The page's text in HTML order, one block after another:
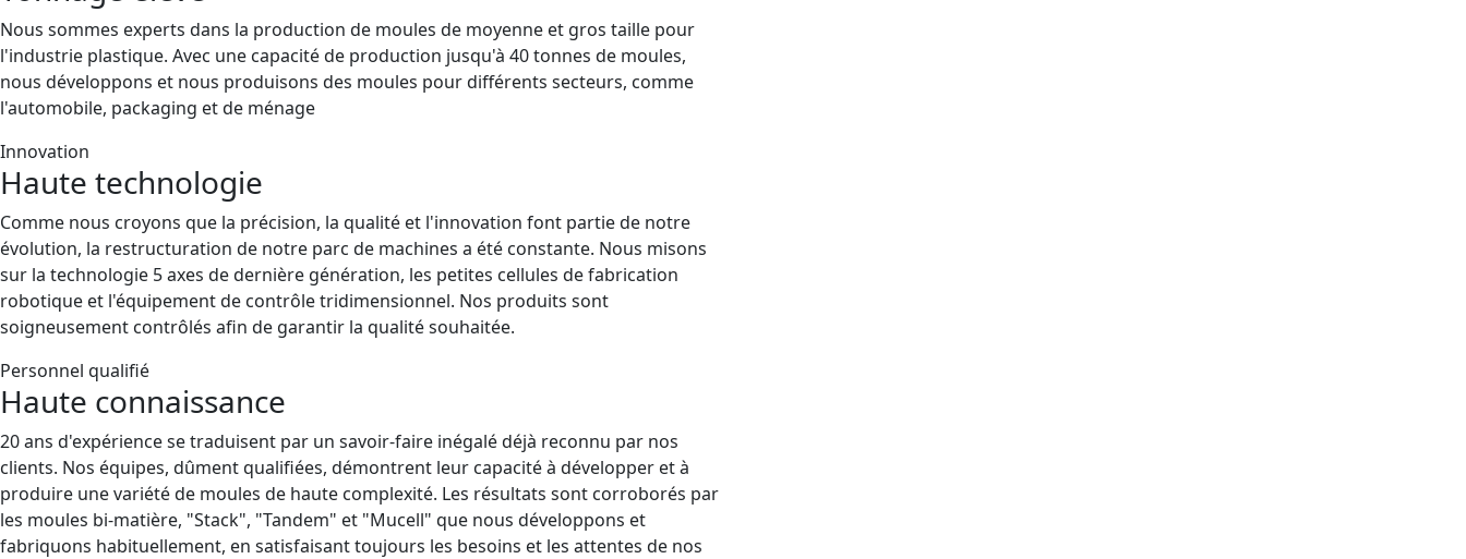
Nous sommes experts dans la production de moules de moyenne et gros taille pour
l'industrie plastique. Avec une capacité de production jusqu'à 40 tonnes de moules,
nous développons et nous produisons des moules pour différents secteurs, comme
l'automobile, packaging et de ménage
Innovation
Haute technologie
Comme nous croyons que la précision, la qualité et l'innovation font partie de notre
évolution, la restructuration de notre parc de machines a été constante. Nous misons
sur la technologie 5 axes de dernière génération, les petites cellules de fabrication
robotique et l'équipement de contrôle tridimensionnel. Nos produits sont
soigneusement contrôlés afin de garantir la qualité souhaitée.
Personnel qualifié
Haute connaissance
20 ans d'expérience se traduisent par un savoir-faire inégalé déjà reconnu par nos
clients. Nos équipes, dûment qualifiées, démontrent leur capacité à développer et à
produire une variété de moules de haute complexité. Les résultats sont corroborés par
les moules bi-matière, "Stack", "Tandem" et "Mucell" que nous développons et
fabriquons habituellement, en satisfaisant toujours les besoins et les attentes de nos